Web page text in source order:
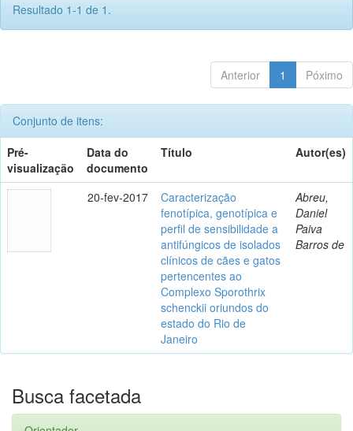
Resultado 1-1 de 1.
Anterior 1 Póximo
Conjunto de itens:
Pré-
visualização
Data do
documento
Título Autor(es)
20-fev-2017
Caracterização
fenotípica, genotípica e
perfil de sensibilidade a
antifúngicos de isolados
clínicos de cães e gatos
pertencentes ao
Complexo Sporothrix
schenckii oriundos do
estado do Rio de
Janeiro
Abreu,
Daniel
Paiva
Barros de
Busca facetada